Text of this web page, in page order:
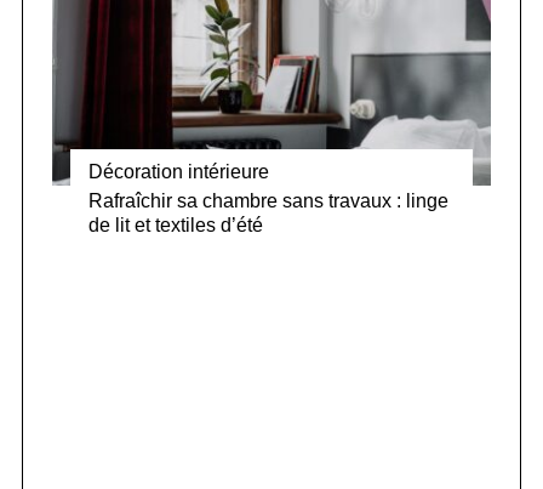
Décoration intérieure
Rafraîchir sa chambre sans travaux : linge
de lit et textiles d’été